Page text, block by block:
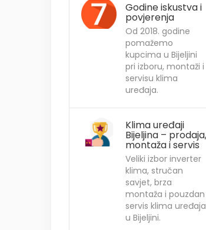
Godine iskustva i
povjerenja
Od 2018. godine
pomažemo
kupcima u Bijeljini
pri izboru, montaži i
servisu klima
uređaja.
Klima uređaji
Bijeljina – prodaja,
montaža i servis
Veliki izbor inverter
klima, stručan
savjet, brza
montaža i pouzdan
servis klima uređaja
u Bijeljini.